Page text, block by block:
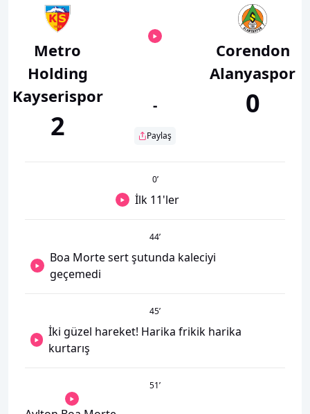
Metro
Holding
Kayserispor
2
-
Paylaş
Corendon
Alanyaspor
0
0’
İlk 11'ler
44’
Boa Morte sert şutunda kaleciyi
geçemedi
45’
İki güzel hareket! Harika frikik harika
kurtarış
51’